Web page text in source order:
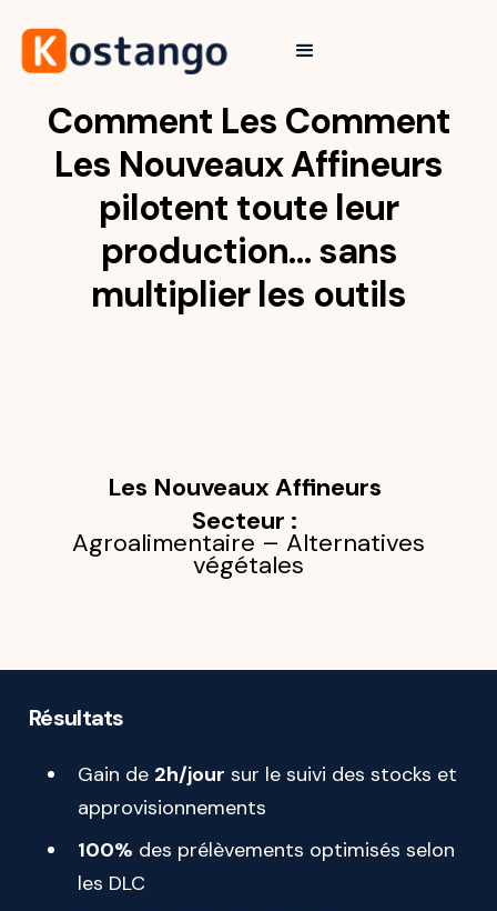
Comment Les Comment
Les Nouveaux Affineurs
pilotent toute leur
production… sans
multiplier les outils
Les Nouveaux Affineurs
Secteur :
Agroalimentaire – Alternatives
végétales
connectant qualité, logistique et achats dans un seul
Résultats
Gain de 2h/jour sur le suivi des stocks et
approvisionnements
100% des prélèvements optimisés selon
les DLC